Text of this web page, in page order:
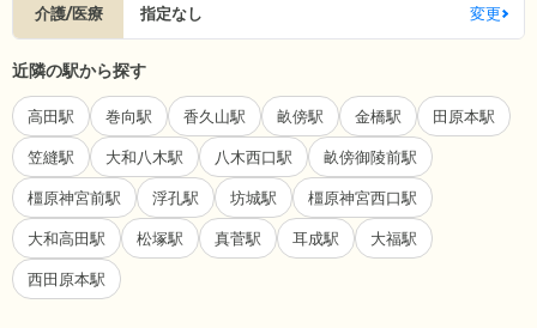
介護/医療 指定なし 変更
近隣の駅から探す
高田駅 巻向駅 香久山駅 畝傍駅 金橋駅 田原本駅
笠縫駅 大和八木駅 八木西口駅 畝傍御陵前駅
橿原神宮前駅 浮孔駅 坊城駅 橿原神宮西口駅
大和高田駅 松塚駅 真菅駅 耳成駅 大福駅
西田原本駅